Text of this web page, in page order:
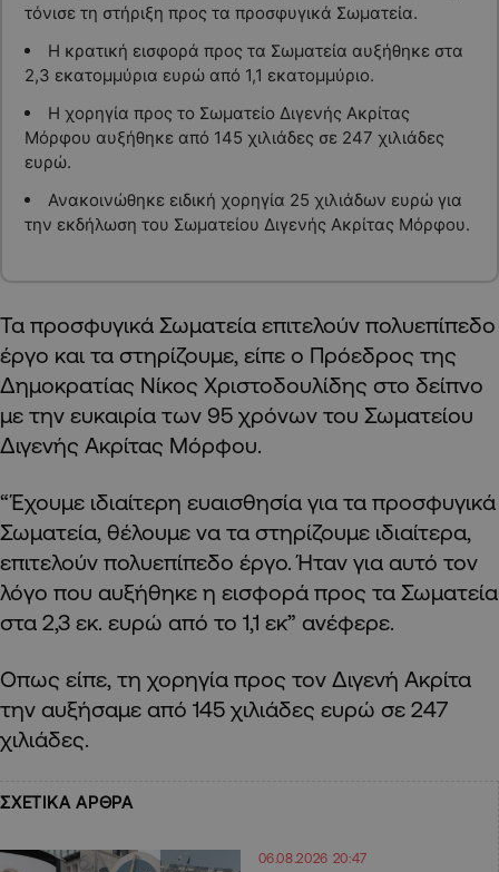
τόνισε τη στήριξη προς τα προσφυγικά Σωματεία.
Η κρατική εισφορά προς τα Σωματεία αυξήθηκε στα
2,3 εκατομμύρια ευρώ από 1,1 εκατομμύριο.
Η χορηγία προς το Σωματείο Διγενής Ακρίτας
Μόρφου αυξήθηκε από 145 χιλιάδες σε 247 χιλιάδες
ευρώ.
Ανακοινώθηκε ειδική χορηγία 25 χιλιάδων ευρώ για
την εκδήλωση του Σωματείου Διγενής Ακρίτας Μόρφου.
Τα προσφυγικά Σωματεία επιτελούν πολυεπίπεδο
έργο και τα στηρίζουμε, είπε ο Πρόεδρος της
Δημοκρατίας Νίκος Χριστοδουλίδης στο δείπνο
με την ευκαιρία των 95 χρόνων του Σωματείου
Διγενής Ακρίτας Μόρφου.
“Έχουμε ιδιαίτερη ευαισθησία για τα προσφυγικά
Σωματεία, θέλουμε να τα στηρίζουμε ιδιαίτερα,
επιτελούν πολυεπίπεδο έργο. Ήταν για αυτό τον
λόγο που αυξήθηκε η εισφορά προς τα Σωματεία
στα 2,3 εκ. ευρώ από το 1,1 εκ” ανέφερε.
Οπως είπε, τη χορηγία προς τον Διγενή Ακρίτα
την αυξήσαμε από 145 χιλιάδες ευρώ σε 247
χιλιάδες.
ΣΧΕΤΙΚΑ ΑΡΘΡΑ
06.08.2026 20:47